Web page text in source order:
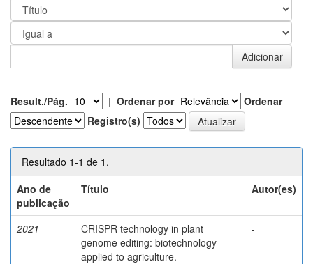
Result./Pág. | Ordenar por
Ordenar
Registro(s)
Resultado 1-1 de 1.
Ano de
publicação
Título Autor(es)
2021
CRISPR technology in plant
genome editing: biotechnology
applied to agriculture.
-